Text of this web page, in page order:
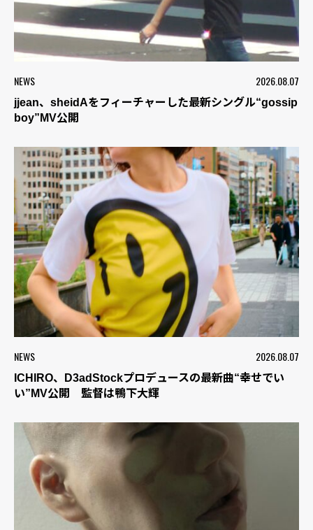
NEWS 2026.08.07
jjean、sheidAをフィーチャーした最新シングル“gossip
boy”MV公開
NEWS 2026.08.07
ICHIRO、D3adStockプロデュースの最新曲“幸せでい
い”MV公開 監督は鴨下大輝